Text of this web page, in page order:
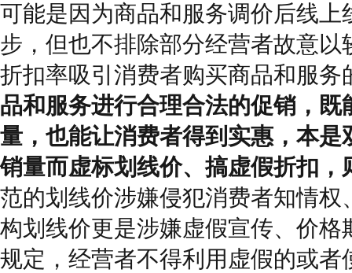
可能是因为商品和服务调价后线上
步，但也不排除部分经营者故意以
折扣率吸引消费者购买商品和服务
品和服务进行合理合法的促销，既
量，也能让消费者得到实惠，本是
销量而虚标划线价、搞虚假折扣，
范的划线价涉嫌侵犯消费者知情权
构划线价更是涉嫌虚假宣传、价格
规定，经营者不得利用虚假的或者